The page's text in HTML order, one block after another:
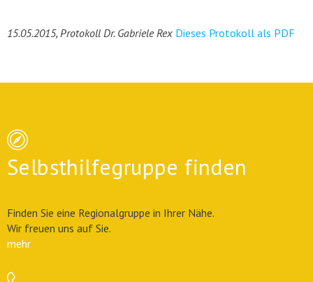
15.05.2015, Protokoll Dr. Gabriele Rex Dieses Protokoll als PDF
Selbsthilfegruppe finden
Finden Sie eine Regionalgruppe in Ihrer Nähe.
Wir freuen uns auf Sie.
mehr